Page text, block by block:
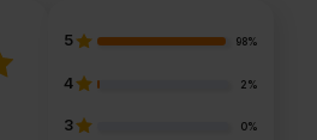
5 98%
4 2%
3 0%